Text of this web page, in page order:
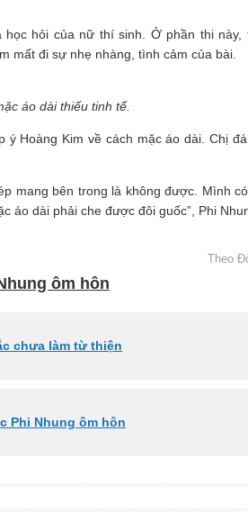
hỏi của nữ thí sinh. Ở phần thi này,
mất đi sự nhẹ nhàng, tình cảm của bài.
áo dài thiếu tinh tế.
Hoàng Kim về cách mặc áo dài. Chị
mang bên trong là không được. Mình
áo dài phải che được đôi guốc”, Phi
Theo
ôm hôn
chưa làm từ thiện
Phi Nhung ôm hôn